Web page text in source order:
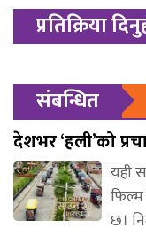
प्रतिक्रिया
संबन्धित
देशभर ‘हली’को
यही
फिल्म
छ।